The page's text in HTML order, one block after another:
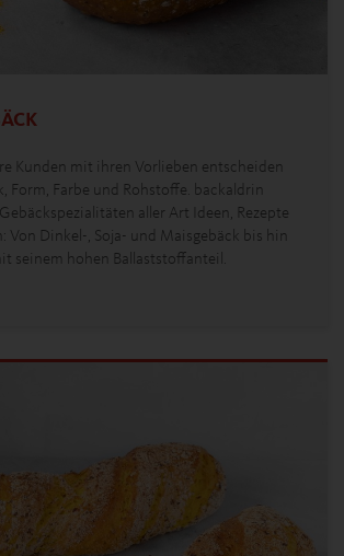
Kunden mit ihren Vorlieben entscheiden
Form, Farbe und Rohstoffe. backaldrin
aller Art Ideen, Rezepte
Von Dinkel-, Soja- und Maisgebäck bis hin
seinem hohen Ballaststoffanteil.